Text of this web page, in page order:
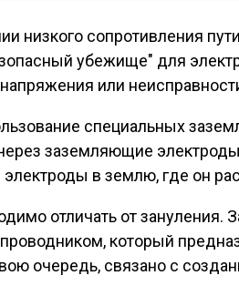
низкого сопротивления
убежище" для
или
специальных
заземляющие
электроды в землю, где
отличать от
который
очередь, связано с